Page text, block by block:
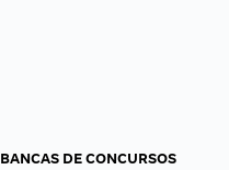
BANCAS DE CONCURSOS